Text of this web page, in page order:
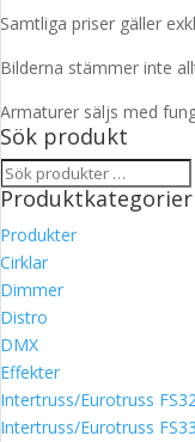
Samtliga priser gäller
Bilderna stämmer inte
Armaturer säljs med
Sök produkt
Sök
efter:
Produktkategorier
Produkter
Cirklar
Dimmer
Distro
DMX
Effekter
Intertruss/Eurotruss
Intertruss/Eurotruss FS33